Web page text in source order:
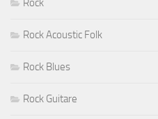
Rock
Rock Acoustic Folk
Rock Blues
Rock Guitare